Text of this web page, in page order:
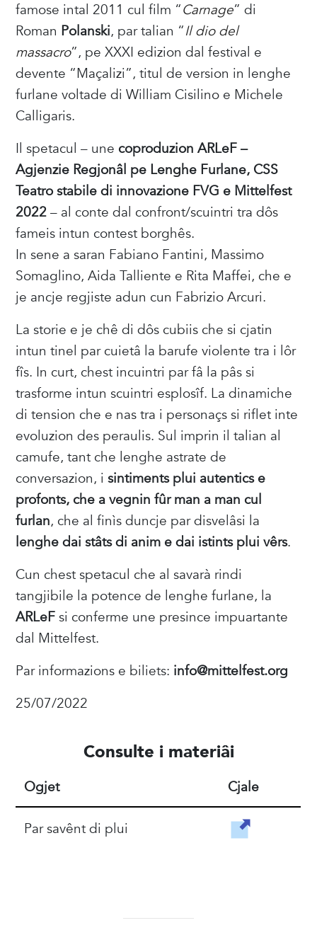
famose intal 2011 cul film “Carnage” di
Roman Polanski, par talian “Il dio del
massacro”, pe XXXI edizion dal festival e
devente “Maçalizi”, titul de version in lenghe
furlane voltade di William Cisilino e Michele
Calligaris.
Il spetacul – une coproduzion ARLeF –
Agjenzie Regjonâl pe Lenghe Furlane, CSS
Teatro stabile di innovazione FVG e Mittelfest
2022– al conte dal confront/scuintri tra dôs
fameis intun contest borghês.
In sene a saran Fabiano Fantini, Massimo
Somaglino, Aida Talliente e Rita Maffei, che e
je ancje regjiste adun cun Fabrizio Arcuri.
La storie e je chê di dôs cubiis che si cjatin
intun tinel par cuietâ la barufe violente tra i lôr
fîs. In curt, chest incuintri par fâ la pâs si
trasforme intun scuintri esplosîf. La dinamiche
di tension che e nas tra i personaçs si riflet inte
evoluzion des peraulis. Sul imprin il talian al
camufe, tant che lenghe astrate de
conversazion, isintiments plui autentics e
profonts, che a vegnin fûr man a man cul
furlan, che al finìs duncje par disvelâsi la
lenghe dai stâts di anim e dai istints plui vêrs.
Cun chest spetacul che al savarà rindi
tangjibile la potence de lenghe furlane, la
ARLeFsi conferme une presince impuartante
dal Mittelfest.
Par informazions e biliets: info@mittelfest.org
25/07/2022
Consulte i materiâi
Ogjet Cjale
Par savênt di plui